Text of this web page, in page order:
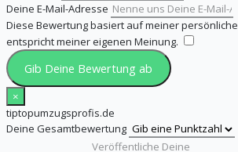
Deine E-Mail-Adresse
Diese Bewertung basiert auf meiner
entspricht meiner eigenen Meinung.
Gib Deine Bewertung ab
×
tiptopumzugsprofis.de
Deine Gesamtbewertung